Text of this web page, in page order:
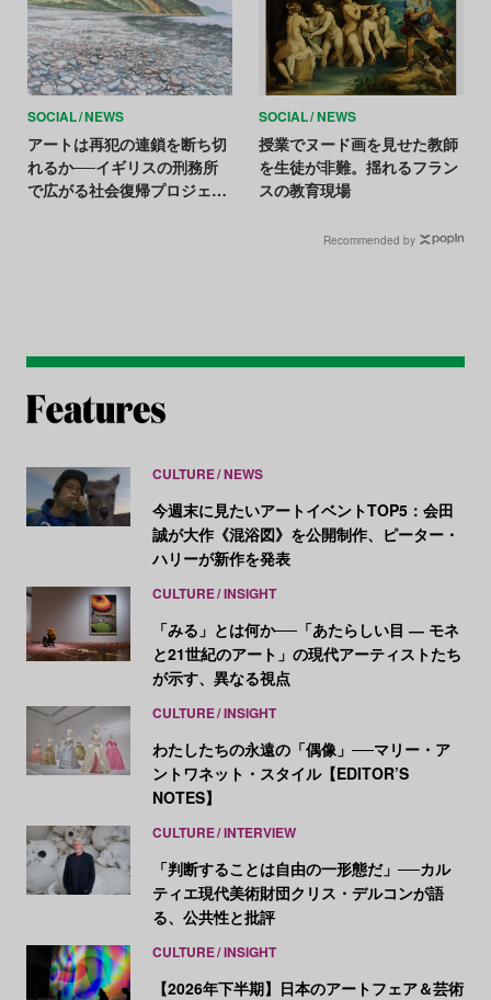
SOCIAL NEWS
アートは再犯の連鎖を断ち切
れるか──イギリスの刑務所
で広がる社会復帰プロジェク
SOCIAL NEWS
授業でヌード画を見せた教師
を生徒が非難。揺れるフラン
スの教育現場
Recommended by
CULTURE NEWS
今週末に見たいアートイベントTOP5：会田
誠が大作《混浴図》を公開制作、ピーター・
ハリーが新作を発表
CULTURE INSIGHT
「みる」とは何か──「あたらしい目 ― モネ
と21世紀のアート」の現代アーティストたち
が示す、異なる視点
CULTURE INSIGHT
わたしたちの永遠の「偶像」──マリー・ア
ントワネット・スタイル【EDITOR’S
NOTES】
CULTURE INTERVIEW
「判断することは自由の一形態だ」──カル
ティエ現代美術財団クリス・デルコンが語
る、公共性と批評
CULTURE INSIGHT
【2026年下半期】日本のアートフェア＆芸術